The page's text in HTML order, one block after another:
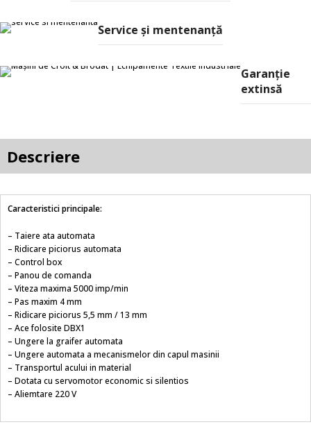
Service și mentenanță
Garanție
extinsă
Descriere
Caracteristici principale:
– Taiere ata automata
– Ridicare piciorus automata
– Control box
– Panou de comanda
– Viteza maxima 5000 imp/min
– Pas maxim 4 mm
– Ridicare piciorus 5,5 mm / 13 mm
– Ace folosite DBX1
– Ungere la graifer automata
– Ungere automata a mecanismelor din capul masinii
– Transportul acului in material
– Dotata cu servomotor economic si silentios
– Aliemtare 220 V